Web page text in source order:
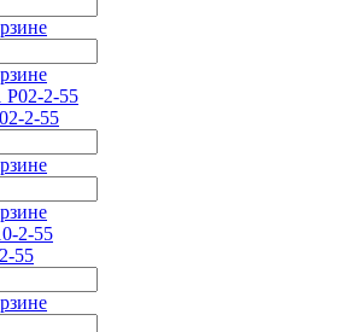
2-55
55